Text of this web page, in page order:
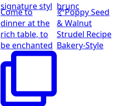
signature styl brunc
Come to
dinner at the
rich table, to
be enchanted
🥐Poppy Seed
& Walnut
Strudel Recipe
Bakery-Style